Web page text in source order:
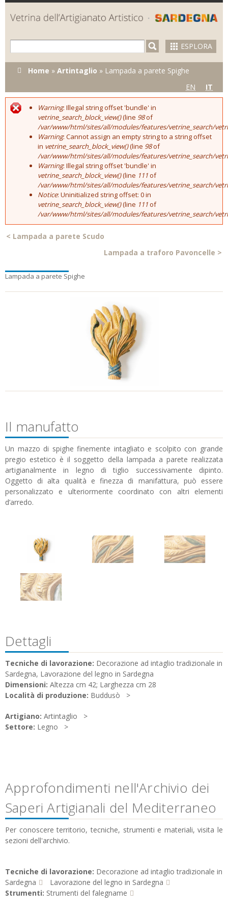
Skip to
main
content
ESPLORA
Tu sei qui
Home » Artintaglio » Lampada a parete Spighe
EN
IT
Error message
Warning: Illegal string offset 'bundle' in
vetrine_search_block_view()(line 98of
/var/www/html/sites/all/modules/features/vetrine_search/
Warning: Cannot assign an empty string to a string offset
in vetrine_search_block_view()(line 98of
/var/www/html/sites/all/modules/features/vetrine_search/
Warning: Illegal string offset 'bundle' in
vetrine_search_block_view()(line 111of
/var/www/html/sites/all/modules/features/vetrine_search/
Notice: Uninitialized string offset: 0 in
vetrine_search_block_view()(line 111of
/var/www/html/sites/all/modules/features/vetrine_search/
< Lampada a parete Scudo
Lampada a traforo Pavoncelle >
Lampada a parete Spighe
Il manufatto
Un mazzo di spighe finemente intagliato e scolpito con grande
pregio estetico è il soggetto della lampada a parete realizzata
artigianalmente in legno di tiglio successivamente dipinto.
Oggetto di alta qualità e finezza di manifattura, può essere
personalizzato e ulteriormente coordinato con altri elementi
d’arredo.
Dettagli
Tecniche di lavorazione: Decorazione ad intaglio tradizionale in
Sardegna, Lavorazione del legno in Sardegna
Dimensioni: Altezza cm 42; Larghezza cm 28
Località di produzione: Buddusò
Artigiano: Artintaglio
Settore: Legno
Approfondimenti nell'Archivio dei
Saperi Artigianali del Mediterraneo
Per conoscere territorio, tecniche, strumenti e materiali, visita le
sezioni dell'archivio.
Tecniche di lavorazione: Decorazione ad intaglio tradizionale in
Sardegna
Lavorazione del legno in Sardegna
Strumenti: Strumenti del falegname